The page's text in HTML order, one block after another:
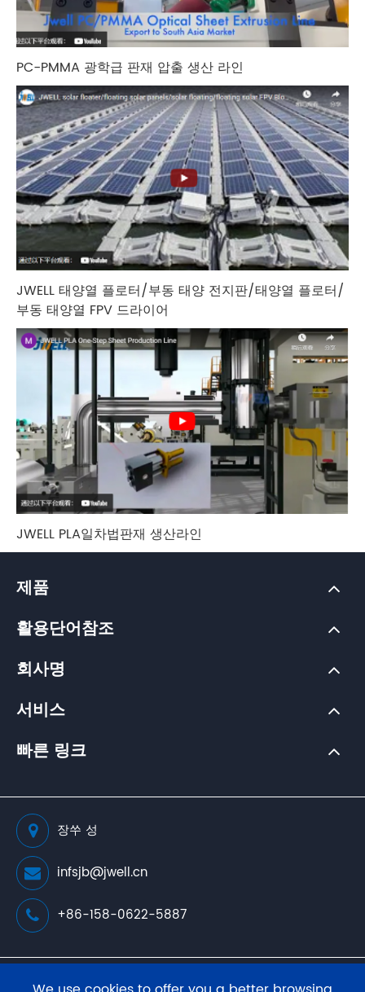
PC-PMMA 광학급 판재 압출 생산 라인
JWELL 태양열 플로터/부동 태양 전지판/태양열 플로터/
부동 태양열 FPV 드라이어
JWELL PLA일차법판재 생산라인
제품
활용단어참조
회사명
서비스
빠른 링크
장쑤 성
infsjb@jwell.cn
+86-158-0622-5887
저작권 소유(JWELL Extrusion Machinery Co., Ltd.판